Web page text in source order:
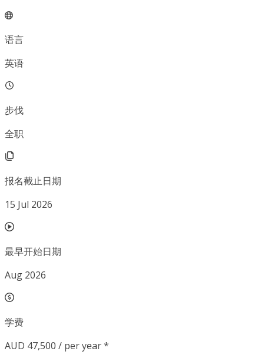
语言
英语
步伐
全职
报名截止日期
15 Jul 2026
最早开始日期
Aug 2026
学费
AUD 47,500 / per year *